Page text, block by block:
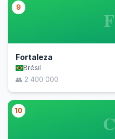
9
F
Fortaleza
Brésil
👥 2 400 000
10
C